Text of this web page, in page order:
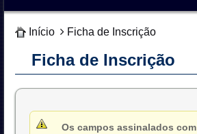
Início Ficha de Inscrição
Ficha de Inscrição
Os campos assinalados com